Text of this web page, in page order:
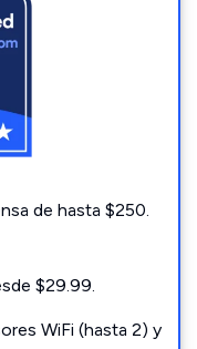
de hasta $250.
$29.99.
WiFi (hasta 2) y